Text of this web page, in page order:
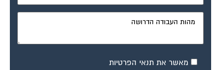
מאשר את תנאי הפרטיות